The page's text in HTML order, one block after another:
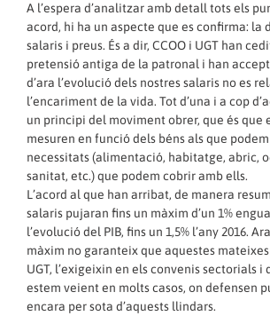
A l’espera d’analitzar amb detall tots els
acord, hi ha un aspecte que es confirma: la
salaris i preus. És a dir, CCOO i UGT han
pretensió antiga de la patronal i han
d’ara l’evolució dels nostres salaris no es
l’encariment de la vida. Tot d’una i a cop
un principi del moviment obrer, que és que
mesuren en funció dels béns als que
necessitats (alimentació, habitatge, abric,
sanitat, etc.) que podem cobrir amb ells.
L’acord al que han arribat, de manera
salaris pujaran fins un màxim d’un 1%
l’evolució del PIB, fins un 1,5% l’any 2016.
màxim no garanteix que aquestes mateixes
UGT, l’exigeixin en els convenis sectorials i
estem veient en molts casos, on defensen
encara per sota d’aquests llindars.